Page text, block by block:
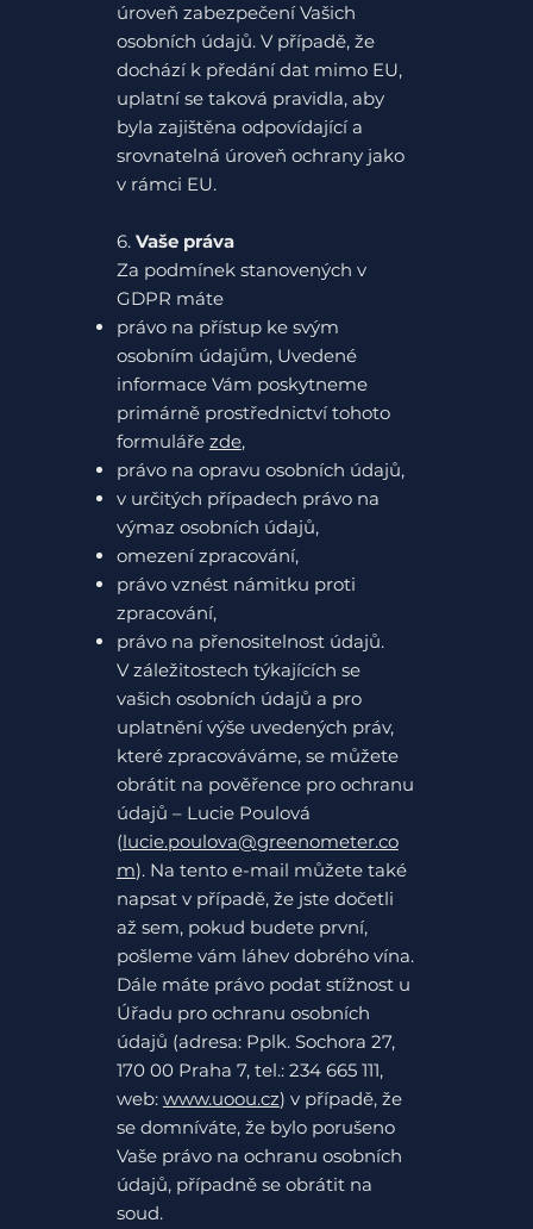
úroveň zabezpečení Vašich
osobních údajů. V případě, že
dochází k předání dat mimo EU,
uplatní se taková pravidla, aby
byla zajištěna odpovídající a
srovnatelná úroveň ochrany jako
v rámci EU.
6. Vaše práva
Za podmínek stanovených v
GDPR máte
právo na přístup ke svým
osobním údajům, Uvedené
informace Vám poskytneme
primárně prostřednictví tohoto
formuláře zde,
právo na opravu osobních údajů,
v určitých případech právo na
výmaz osobních údajů,
omezení zpracování,
právo vznést námitku proti
zpracování,
právo na přenositelnost údajů.
V záležitostech týkajících se
vašich osobních údajů a pro
uplatnění výše uvedených práv,
které zpracováváme, se můžete
obrátit na pověřence pro ochranu
údajů – Lucie Poulová
(lucie.poulova@greenometer.co
m). Na tento e-mail můžete také
napsat v případě, že jste dočetli
až sem, pokud budete první,
pošleme vám láhev dobrého vína.
Dále máte právo podat stížnost u
Úřadu pro ochranu osobních
údajů (adresa: Pplk. Sochora 27,
170 00 Praha 7, tel.: 234 665 111,
web: www.uoou.cz) v případě, že
se domníváte, že bylo porušeno
Vaše právo na ochranu osobních
údajů, případně se obrátit na
soud.